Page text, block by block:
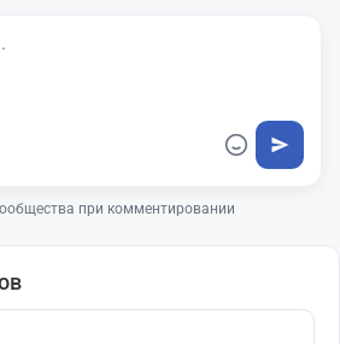
при комментировании